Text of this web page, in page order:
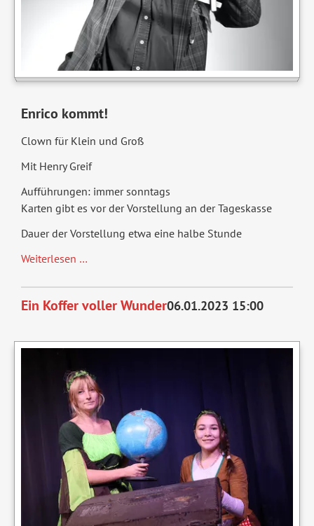
Enrico kommt!
Clown für Klein und Groß
Mit Henry Greif
Aufführungen: immer sonntags
Karten gibt es vor der Vorstellung an der Tageskasse
Dauer der Vorstellung etwa eine halbe Stunde
Weiterlesen …
kommt
Ein Koffer voller Wunder06.01.2023 15:00